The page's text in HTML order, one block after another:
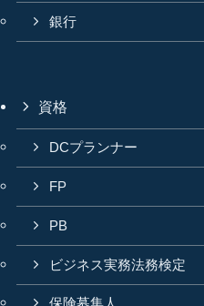
銀行
資格
DCプランナー
FP
PB
ビジネス実務法務検定